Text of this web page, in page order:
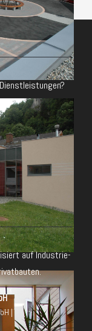
auf Industrie-
|